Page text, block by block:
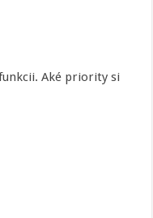
Aké priority si